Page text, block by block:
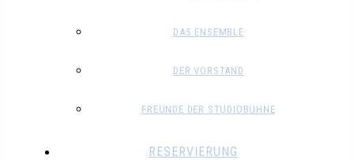
DAS ENSEMBLE
DER VORSTAND
FREUNDE DER STUDIOBÜHNE
RESERVIERUNG